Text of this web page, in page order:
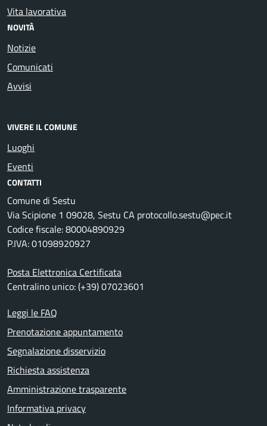
Vita lavorativa
NOVITÀ
Notizie
Comunicati
Avvisi
VIVERE IL COMUNE
Luoghi
Eventi
CONTATTI
Comune di Sestu
Via Scipione 1 09028, Sestu CA protocollo.sestu@pec.it
Codice fiscale: 80004890929
P.IVA: 01098920927
Posta Elettronica Certificata
Centralino unico: (+39) 07023601
Leggi le FAQ
Prenotazione appuntamento
Segnalazione disservizio
Richiesta assistenza
Amministrazione trasparente
Informativa privacy